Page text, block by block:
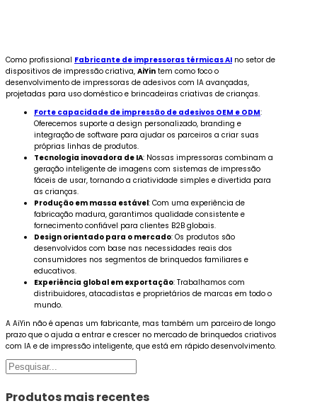
Como profissional Fabricante de impressoras térmicas AI no setor de
dispositivos de impressão criativa, AiYin tem como foco o
desenvolvimento de impressoras de adesivos com IA avançadas,
projetadas para uso doméstico e brincadeiras criativas de crianças.
Forte capacidade de impressão de adesivos OEM e ODM:
Oferecemos suporte a design personalizado, branding e
integração de software para ajudar os parceiros a criar suas
próprias linhas de produtos.
Tecnologia inovadora de IA: Nossas impressoras combinam a
geração inteligente de imagens com sistemas de impressão
fáceis de usar, tornando a criatividade simples e divertida para
as crianças.
Produção em massa estável: Com uma experiência de
fabricação madura, garantimos qualidade consistente e
fornecimento confiável para clientes B2B globais.
Design orientado para o mercado: Os produtos são
desenvolvidos com base nas necessidades reais dos
consumidores nos segmentos de brinquedos familiares e
educativos.
Experiência global em exportação: Trabalhamos com
distribuidores, atacadistas e proprietários de marcas em todo o
mundo.
A AiYin não é apenas um fabricante, mas também um parceiro de longo
prazo que o ajuda a entrar e crescer no mercado de brinquedos criativos
com IA e de impressão inteligente, que está em rápido desenvolvimento.
Pesquisar
Produtos mais recentes